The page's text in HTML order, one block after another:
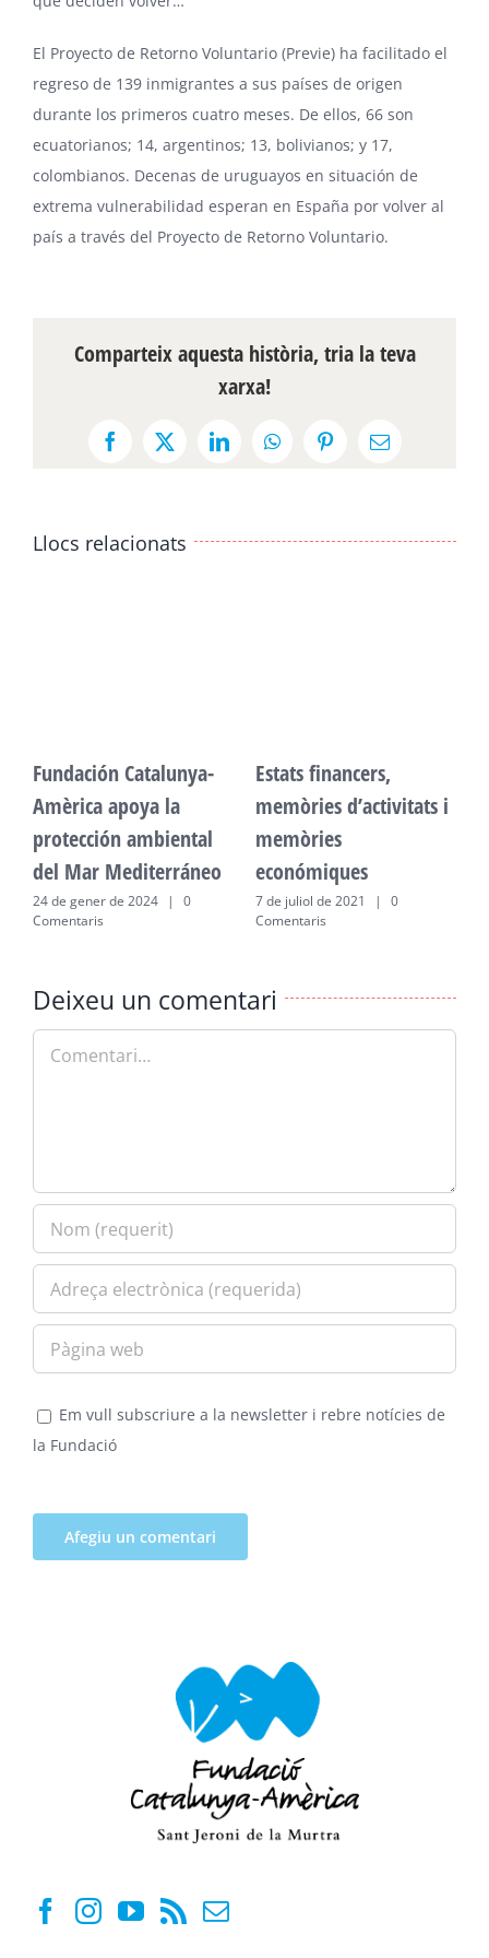
El Proyecto de Retorno Voluntario (Previe) ha facilitado el
regreso de 139 inmigrantes a sus países de origen
durante los primeros cuatro meses. De ellos, 66 son
ecuatorianos; 14, argentinos; 13, bolivianos; y 17,
colombianos. Decenas de uruguayos en situación de
extrema vulnerabilidad esperan en España por volver al
país a través del Proyecto de Retorno Voluntario.
Comparteix aquesta història, tria la teva
xarxa!
Facebook
X LinkedInWhatsAppPinterestEmail:
Llocs relacionats
Fundación Catalunya-
Amèrica apoya la
protección ambiental
del Mar Mediterráneo
24 de gener de 2024 |
0
Comentaris
Estats financers,
memòries d’activitats i
memòries
económiques
7 de juliol de 2021 |
0
Comentaris
Deixeu un comentari
Em vull subscriure a la newsletter i rebre notícies de
la Fundació